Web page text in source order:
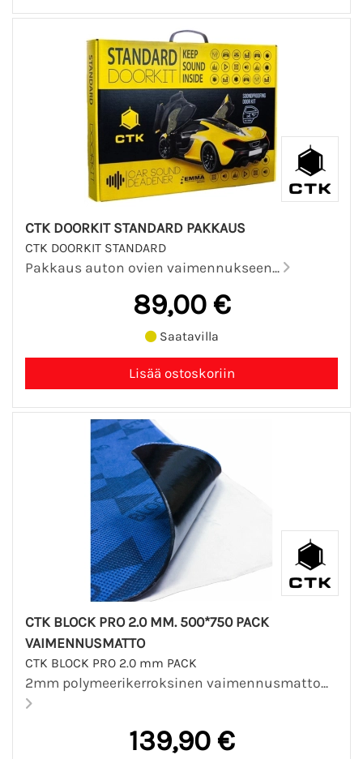
CTK DOORKIT STANDARD PAKKAUS
CTK DOORKIT STANDARD
Pakkaus auton ovien vaimennukseen...
89,00 €
Saatavilla
CTK BLOCK PRO 2.0 MM. 500*750 PACK
VAIMENNUSMATTO
CTK BLOCK PRO 2.0 mm PACK
2mm polymeerikerroksinen vaimennusmatto...
139,90 €